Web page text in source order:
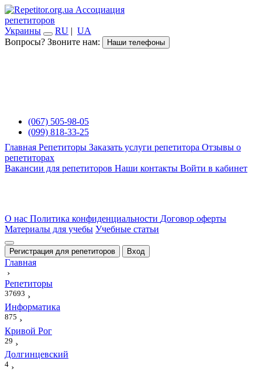
Ассоциация
репетиторов
Украины
RU | UA
Вопросы? Звоните нам:
Наши телефоны
(067) 505-98-05
(099) 818-33-25
Главная Репетиторы Заказать услуги репетитора Отзывы о
репетиторах
Вакансии для репетиторов Наши контакты Войти в кабинет
О нас Политика конфиденциальности Договор оферты
Материалы для учебы Учебные статьи
Регистрация для репетиторов Вход
Главная
›
Репетиторы
37693 ›
Информатика
875 ›
Кривой Рог
29 ›
Долгинцевский
4 ›